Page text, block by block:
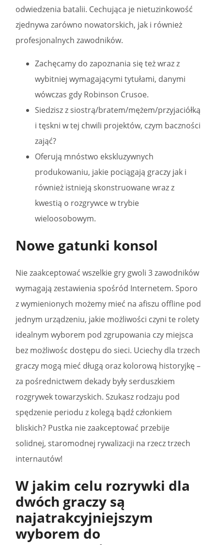
odwiedzenia batalii. Cechująca je nietuzinkowość
zjednywa zarówno nowatorskich, jak i również
profesjonalnych zawodników.
Zachęcamy do zapoznania się też wraz z
wybitniej wymagającymi tytułami, danymi
wówczas gdy Robinson Crusoe.
Siedzisz z siostrą/bratem/mężem/przyjaciółką
i tęskni w tej chwili projektów, czym baczności
zająć?
Oferują mnóstwo ekskluzywnych
produkowaniu, jakie pociągają graczy jak i
również istnieją skonstruowane wraz z
kwestią o rozgrywce w trybie
wieloosobowym.
Nowe gatunki konsol
Nie zaakceptować wszelkie gry gwoli 3 zawodników
wymagają zestawienia spośród Internetem. Sporo
z wymienionych możemy mieć na afiszu offline pod
jednym urządzeniu, jakie możliwości czyni te rolety
idealnym wyborem pod zgrupowania czy miejsca
bez możliwośc dostępu do sieci. Uciechy dla trzech
graczy mogą mieć długą oraz kolorową historyjkę –
za pośrednictwem dekady były serduszkiem
rozgrywek towarzyskich. Szukasz rodzaju pod
spędzenie periodu z kolegą bądź członkiem
bliskich? Pustka nie zaakceptować przebije
solidnej, staromodnej rywalizacji na rzecz trzech
internautów!
W jakim celu rozrywki dla
dwóch graczy są
najatrakcyjniejszym
wyborem do